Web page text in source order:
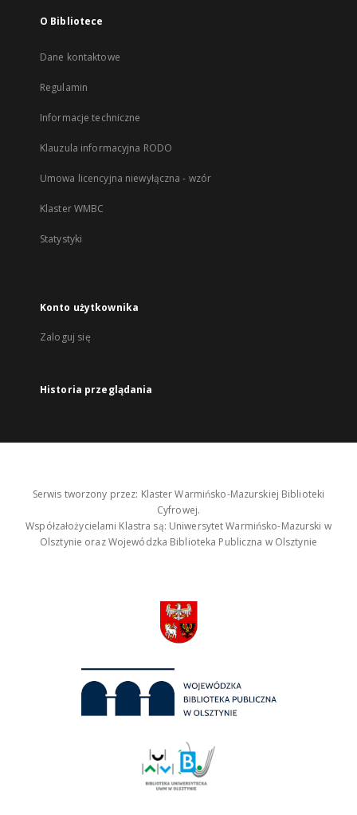
O Bibliotece
Dane kontaktowe
Regulamin
Informacje techniczne
Klauzula informacyjna RODO
Umowa licencyjna niewyłączna - wzór
Klaster WMBC
Statystyki
Konto użytkownika
Zaloguj się
Historia przeglądania
Serwis tworzony przez: Klaster Warmińsko-Mazurskiej Biblioteki
Cyfrowej.
Współzałożycielami Klastra są: Uniwersytet Warmińsko-Mazurski w
Olsztynie oraz Wojewódzka Biblioteka Publiczna w Olsztynie